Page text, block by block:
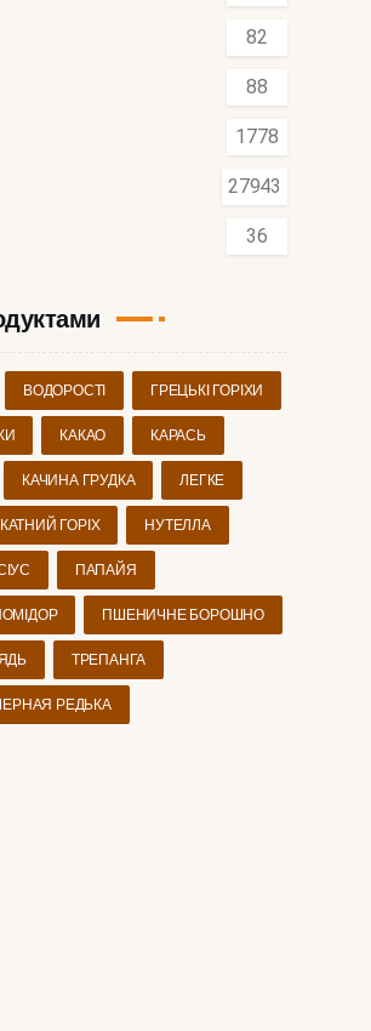
82
88
1778
27943
36
ВОДОРОСТІ ГРЕЦЬКІ ГОРІХИ
КАКАО КАРАСЬ
КАЧИНА ГРУДКА ЛЕГКЕ
ГОРІХ НУТЕЛЛА
ПАПАЙЯ
ПШЕНИЧНЕ БОРОШНО
ТРЕПАНГА
РЕДЬКА